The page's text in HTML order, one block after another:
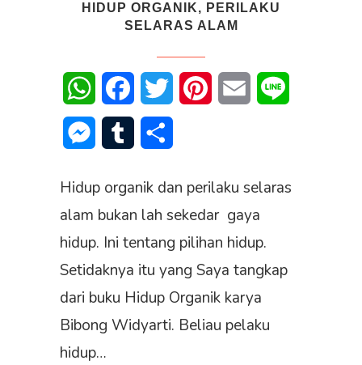
HIDUP ORGANIK, PERILAKU
SELARAS ALAM
WhatsAppFacebookTwitter PinterestEmail
Messenger
Tumblr
Hidup organik dan perilaku selaras
alam bukan lah sekedar gaya
hidup. Ini tentang pilihan hidup.
Setidaknya itu yang Saya tangkap
dari buku Hidup Organik karya
Bibong Widyarti. Beliau pelaku
hidup…